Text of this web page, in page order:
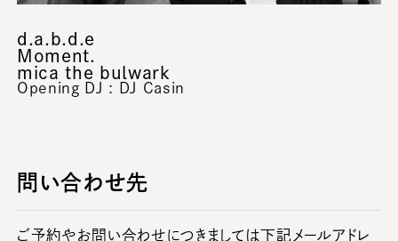
d.a.b.d.e
Moment.
mica the bulwark
Opening DJ : DJ Casin
問い合わせ先
ご予約やお問い合わせにつきましては下記メールアドレ